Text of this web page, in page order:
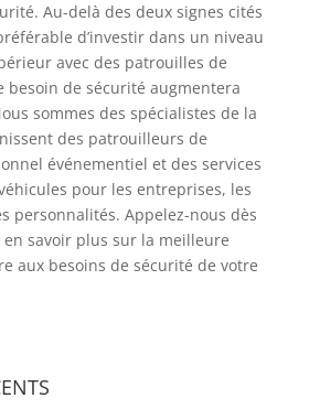
Au-delà des deux signes cités
d’investir dans un niveau
avec des patrouilles de
besoin de sécurité augmentera
sommes des spécialistes de la
des patrouilleurs de
événementiel et des services
pour les entreprises, les
personnalités. Appelez-nous dès
savoir plus sur la meilleure
aux besoins de sécurité de votre